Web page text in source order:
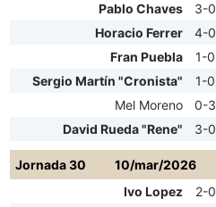
Pablo Chaves
3-0
Horacio Ferrer
4-0
Fran Puebla
1-0
Sergio Martín "Cronista"
1-0
Mel Moreno
0-3
David Rueda "Rene"
3-0
Jornada 30
10/mar/2026
Ivo Lopez
2-0